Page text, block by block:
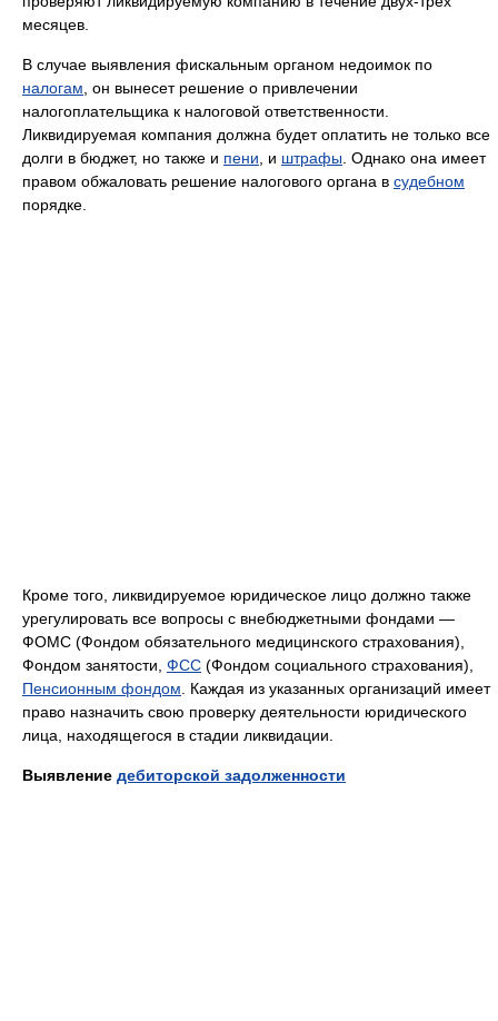
месяцев.
В случае выявления фискальным органом недоимок по
налогам, он вынесет решение о привлечении
налогоплательщика к налоговой ответственности.
Ликвидируемая компания должна будет оплатить не только все
долги в бюджет, но также и пени, и штрафы. Однако она имеет
правом обжаловать решение налогового органа в судебном
порядке.
Кроме того, ликвидируемое юридическое лицо должно также
урегулировать все вопросы с внебюджетными фондами —
ФОМС (Фондом обязательного медицинского страхования),
Фондом занятости, ФСС (Фондом социального страхования),
Пенсионным фондом. Каждая из указанных организаций имеет
право назначить свою проверку деятельности юридического
лица, находящегося в стадии ликвидации.
Выявление дебиторской задолженности